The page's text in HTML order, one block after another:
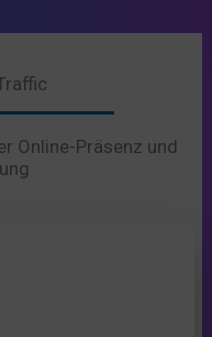
Online-Präsenz und